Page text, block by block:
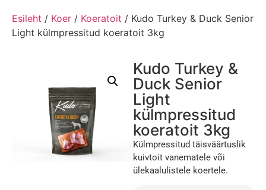
Esileht / Koer / Koeratoit / Kudo Turkey & Duck Senior
Light külmpressitud koeratoit 3kg
Kudo Turkey &
Duck Senior
Light
külmpressitud
koeratoit 3kg
Külmpressitud täisväärtuslik
kuivtoit vanematele või
ülekaalulistele koertele.